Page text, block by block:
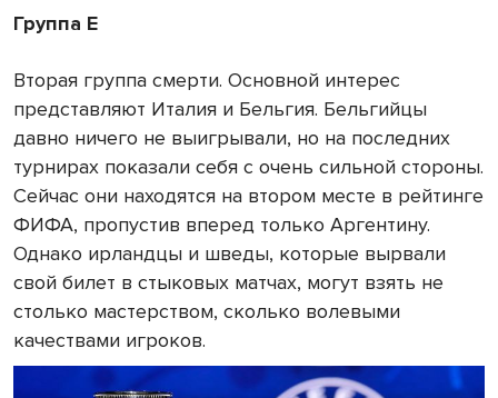
Группа Е
Вторая группа смерти. Основной интерес
представляют Италия и Бельгия. Бельгийцы
давно ничего не выигрывали, но на последних
турнирах показали себя с очень сильной стороны.
Сейчас они находятся на втором месте в рейтинге
ФИФА, пропустив вперед только Аргентину.
Однако ирландцы и шведы, которые вырвали
свой билет в стыковых матчах, могут взять не
столько мастерством, сколько волевыми
качествами игроков.